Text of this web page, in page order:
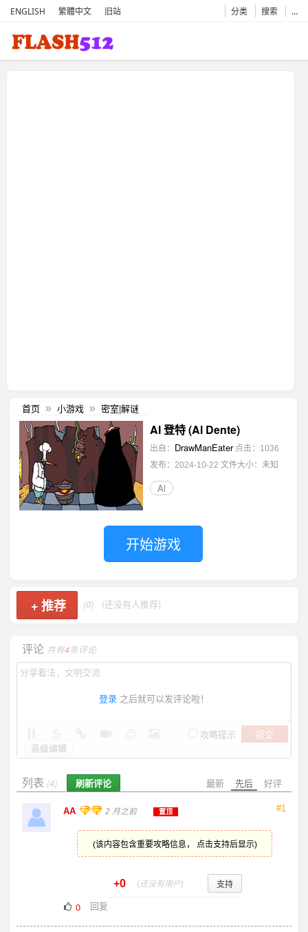
ENGLISH 繁體中文 旧站 分类 搜索 …
首页 » 小游戏 » 密室|解谜
AI 登特 (Al Dente)
出自： DrawManEater 点击：1036
发布：2024-10-22 文件大小：未知
Al
开始游戏
+推荐 (0) (还没有人推荐)
评论 共有4条评论
登录 之后就可以发评论啦！
攻略提示
提交
高级编辑
最新 先后 好评
列表 (4) 刷新评论
#1
AA 2 月之前 置顶
(该内容包含重要攻略信息， 点击支持后显示)
+0 (还没有用户) 支持
0 回复